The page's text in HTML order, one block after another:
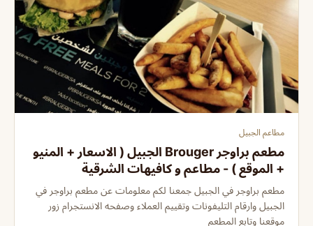
مطاعم الجبيل
مطعم براوجر Brouger الجبيل ( الاسعار + المنيو
+ الموقع ) - مطاعم و كافيهات الشرقية
مطعم براوجر في الجبيل جمعنا لكم معلومات عن مطعم براوجر في
الجبيل وارقام التليفونات وتقييم العملاء وصفحه الانستجرام زور
موقعنا وتابع المطعم